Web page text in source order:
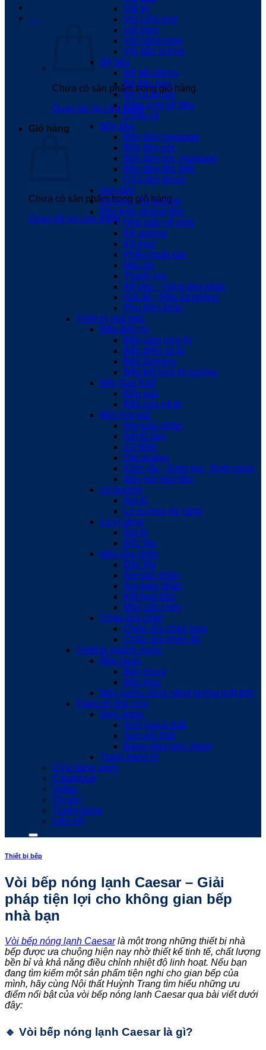
Chưa có sản phẩm trong giỏ hàng.
Quay trở lại cửa hàng
Giỏ hàng
Chưa có sản phẩm trong giỏ hàng.
Quay trở lại cửa hàng
Vòi xịt
Vòi cảm ứng
Vòi lạnh
Vòi nóng lạnh
Vòi gắn tường
Bệ tiểu
Bệ tiểu đứng
Bệ tiểu treo
Bộ xả ấn tay
Cảm ứng bệ tiểu
Chậu xả
Bồn tắm
Bồn tắm massage
Bồn tắm góc
Bồn tắm góc massage
Bồn tắm đặc biệt
Cửa tắm đứng
Sen tắm
Gương - Tủ gương
Phụ kiện phòng tắm
Hộp giấy vệ sinh
Kệ gương
Kệ Inox
Phễu thoát sàn
Móc áo
Thanh vịn
Kệ treo - Vòng treo khăn
Giá để - Hộp xà phòng
Phụ kiện khác
Thiết bị nhà bếp
Bếp điện từ
Bếp cảm ứng từ
Bếp điện và từ
Bếp Domino
Bếp kết hợp lò nướng
Bếp Gas Kaff
Bếp gas
Bếp gas và từ
Máy hút mùi
Âm toàn phần
Âm tủ kéo
Cổ điển
Decorative
Kính vác - Kính toa - Kính cong
Máy hút mùi đảo
Lò nướng
Âm tủ
Lò nướng đa năng
Lò vi sóng
Âm tủ
Độc lập
Máy rửa chén
Độc lập
Âm bán phần
Âm toàn phần
Kết hợp bồn
Máy sấy chén
Chậu rửa chén
Chậu rửa chén Inox
Chậu rửa chén đá
Thiết bị ngành nước
Bồn nước
Bồn nhựa
Bồn Inox
Máy nước nóng năng lượng mặt trời
Trang trí nhà cửa
Sơn Jotun
Sơn ngoại thất
Sơn nội thất
Bảng màu sơn Jotun
Tranh trang trí
Cửa hàng gạch
Catalogue
Video
Tin tức
Tuyển dụng
Liên hệ
Thiết bị bếp
Vòi bếp nóng lạnh Caesar – Giải
pháp tiện lợi cho không gian bếp
nhà bạn
Vòi bếp nóng lạnh Caesarlà một trong những thiết bị nhà
bếp được ưa chuộng hiện nay nhờ thiết kế tinh tế, chất lượng
bền bỉ và khả năng điều chỉnh nhiệt độ linh hoạt. Nếu bạn
đang tìm kiếm một sản phẩm tiện nghi cho gian bếp của
mình, hãy cùng Nội thất Huỳnh Trang tìm hiểu những ưu
điểm nổi bật của vòi bếp nóng lạnh Caesar qua bài viết dưới
đây:
🔹 Vòi bếp nóng lạnh Caesar là gì?